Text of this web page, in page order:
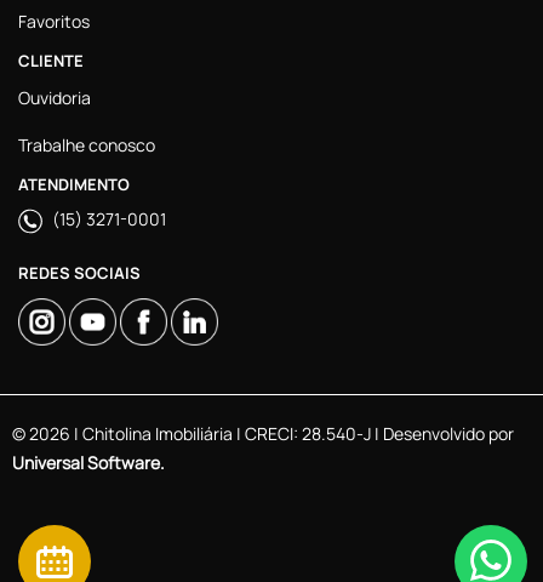
Favoritos
CLIENTE
Ouvidoria
Trabalhe conosco
ATENDIMENTO
(15) 3271-0001
REDES SOCIAIS
© 2026 | Chitolina Imobiliária | CRECI: 28.540-J | Desenvolvido por
Universal Software.